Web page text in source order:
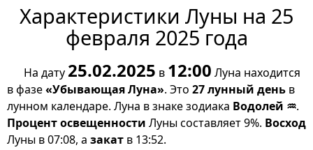
Характеристики Луны на 25
февраля 2025 года
На дату 25.02.2025 в 12:00 Луна находится
в фазе«Убывающая Луна». Это 27 лунный день в
лунном календаре. Луна в знаке зодиака Водолей ♒.
Процент освещенности Луны составляет 9%. Восход
Луны в 07:08, а закат в 13:52.